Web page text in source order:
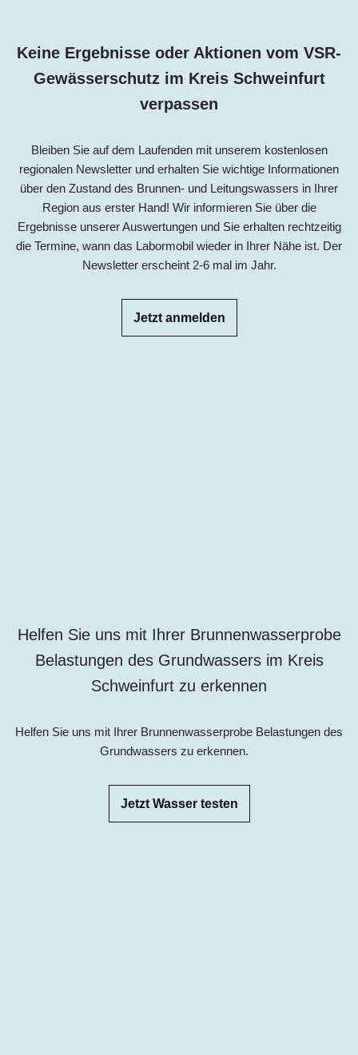
Keine Ergebnisse oder Aktionen vom VSR-
Gewässerschutz im Kreis Schweinfurt
verpassen
Bleiben Sie auf dem Laufenden mit unserem kostenlosen
regionalen Newsletter und erhalten Sie wichtige Informationen
über den Zustand des Brunnen- und Leitungswassers in Ihrer
Region aus erster Hand! Wir informieren Sie über die
Ergebnisse unserer Auswertungen und Sie erhalten rechtzeitig
die Termine, wann das Labormobil wieder in Ihrer Nähe ist. Der
Newsletter erscheint 2-6 mal im Jahr.
Jetzt anmelden
Helfen Sie uns mit Ihrer Brunnenwasserprobe
Belastungen des Grundwassers im Kreis
Schweinfurt zu erkennen
Helfen Sie uns mit Ihrer Brunnenwasserprobe Belastungen des
Grundwassers zu erkennen.
Jetzt Wasser testen